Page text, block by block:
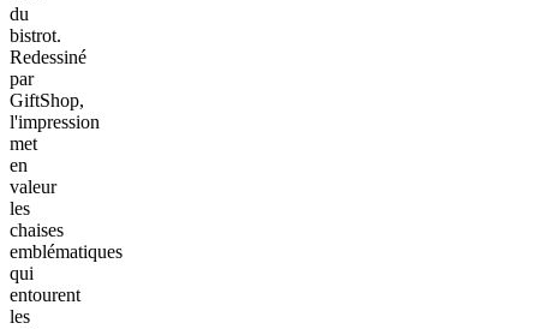
du
bistrot.
Redessiné
par
GiftShop,
l'impression
met
en
valeur
les
chaises
emblématiques
qui
entourent
les